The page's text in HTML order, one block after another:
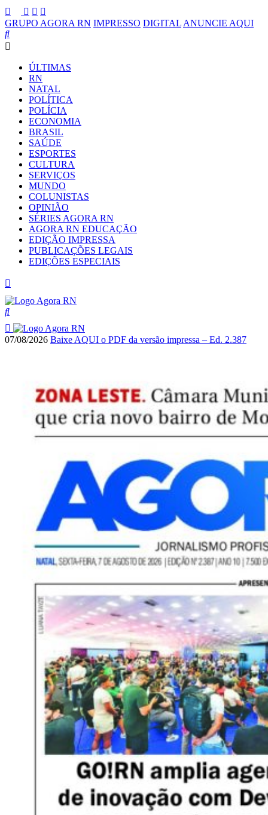
GRUPO AGORA RN IMPRESSO DIGITAL ANUNCIE AQUI
ÚLTIMAS
RN
NATAL
POLÍTICA
POLÍCIA
ECONOMIA
BRASIL
SAÚDE
ESPORTES
CULTURA
SERVIÇOS
MUNDO
COLUNISTAS
OPINIÃO
SÉRIES AGORA RN
AGORA RN EDUCAÇÃO
EDIÇÃO IMPRESSA
PUBLICAÇÕES LEGAIS
EDIÇÕES ESPECIAIS
07/08/2026 Baixe AQUI o PDF da versão impressa – Ed. 2.387